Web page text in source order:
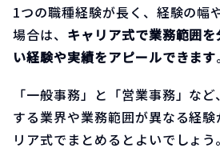
1つの職種経験が長く、経験の幅
場合は、 キャリア式で業務範囲
い経験や実績をアピールできます。
「一般事務」と「営業事務」な
する業界や業務範囲が異なる経
リア式でまとめるとよいでしょう。